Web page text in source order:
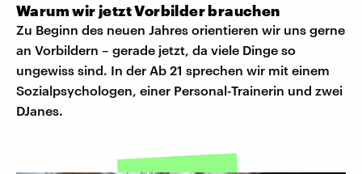
Warum wir jetzt Vorbilder brauchen
Zu Beginn des neuen Jahres orientieren wir uns gerne
an Vorbildern – gerade jetzt, da viele Dinge so
ungewiss sind. In der Ab 21 sprechen wir mit einem
Sozialpsychologen, einer Personal-Trainerin und zwei
DJanes.